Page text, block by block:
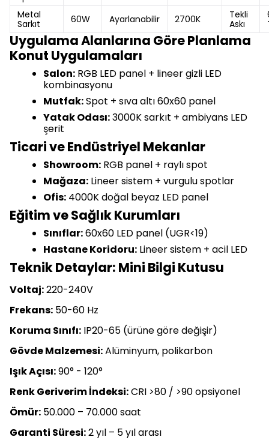
Metal
Sarkıt
60W Ayarlanabilir 2700K
Tekli
Askı
Uygulama Alanlarına Göre Planlama
Konut Uygulamaları
Salon: RGB LED panel + lineer gizli LED
kombinasyonu
Mutfak:Spot + sıva altı 60x60 panel
Yatak Odası:3000K sarkıt + ambiyans LED
şerit
Ticari ve Endüstriyel Mekanlar
Showroom: RGB panel + raylı spot
Mağaza: Lineer sistem + vurgulu spotlar
Ofis: 4000K doğal beyaz LED panel
Eğitim ve Sağlık Kurumları
Sınıflar:60x60 LED panel (UGR<19)
Hastane Koridoru: Lineer sistem + acil LED
Teknik Detaylar: Mini Bilgi Kutusu
Voltaj:220-240V
Frekans: 50-60 Hz
Koruma Sınıfı: IP20-65 (ürüne göre değişir)
Gövde Malzemesi:Alüminyum, polikarbon
Işık Açısı:90° - 120°
Renk Geriverim İndeksi:CRI >80 / >90 opsiyonel
Ömür: 50.000 – 70.000 saat
Garanti Süresi:2 yıl – 5 yıl arası